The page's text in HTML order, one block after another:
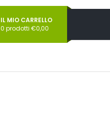
IL MIO CARRELLO
0 prodotti €0,00